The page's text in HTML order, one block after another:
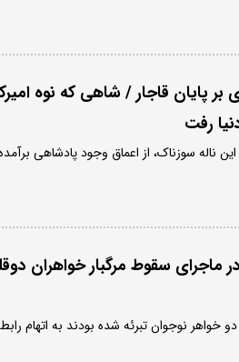
پایان قاجار / شاهی که نوه
رفت
سوزناک، از اعماق وجود پادشاهی